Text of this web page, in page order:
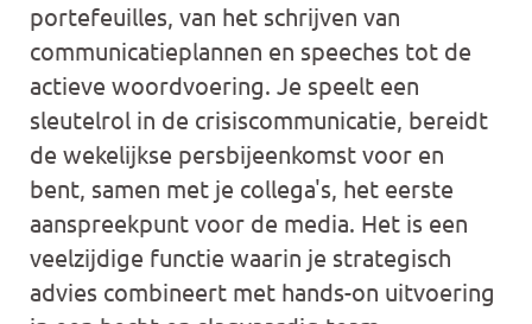
portefeuilles, van het schrijven van
communicatieplannen en speeches tot de
actieve woordvoering. Je speelt een
sleutelrol in de crisiscommunicatie, bereidt
de wekelijkse persbijeenkomst voor en
bent, samen met je collega's, het eerste
aanspreekpunt voor de media. Het is een
veelzijdige functie waarin je strategisch
advies combineert met hands-on uitvoering